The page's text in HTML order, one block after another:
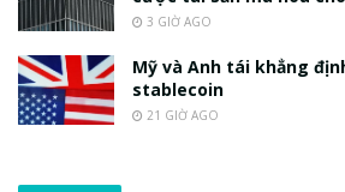
3 GIỜ AGO
Mỹ và Anh tái khẳng
stablecoin
21 GIỜ AGO